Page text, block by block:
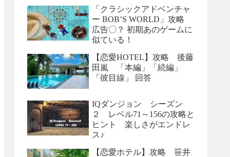
「クラシックアドベンチャ
ー BOB’S WORLD」攻略
広告〇？ 初期あのゲームに
似ている！
【恋愛HOTEL】攻略 後藤
田嵐 「本編」「続編」
「彼目線」 回答
IQダンジョン シーズン
２ レベル71～156の攻略と
ヒント 楽しさがエンドレ
ス♪
【恋愛ホテル】攻略 笹井